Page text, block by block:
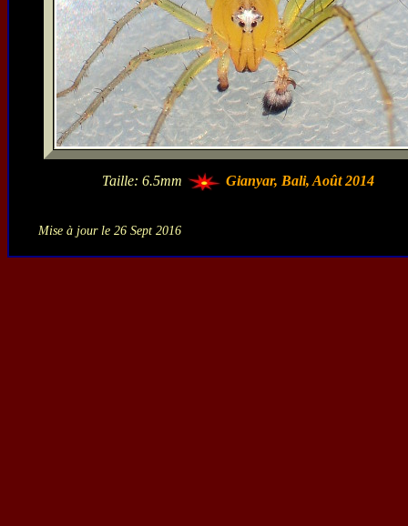
Taille: 6.5mm Gianyar, Bali, Août 2014
Mise à jour le 26 Sept 2016